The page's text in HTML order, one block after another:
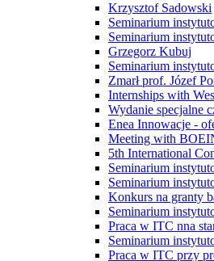
Krzysztof Sadowski
Seminarium
Seminarium
Grzegorz Kubuj
Seminarium
Zmarł prof. Józef
Internships with
Wydanie specjalne
Enea Innowacje -
Meeting with
5th International
Seminarium
Seminarium
Konkurs na granty
Seminarium
Praca w ITC nna
Seminarium
Praca w ITC przy